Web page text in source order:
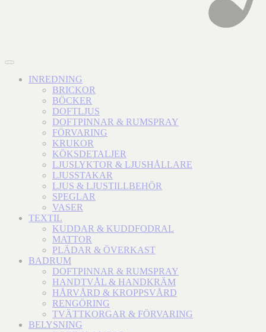
INREDNING
BRICKOR
BÖCKER
DOFTLJUS
DOFTPINNAR & RUMSPRAY
FÖRVARING
KRUKOR
KÖKSDETALJER
LJUSLYKTOR & LJUSHÅLLARE
LJUSSTAKAR
LJUS & LJUSTILLBEHÖR
SPEGLAR
VASER
TEXTIL
KUDDAR & KUDDFODRAL
MATTOR
PLÄDAR & ÖVERKAST
BADRUM
DOFTPINNAR & RUMSPRAY
HANDTVÅL & HANDKRÄM
HÅRVÅRD & KROPPSVÅRD
RENGÖRING
TVÄTTKORGAR & FÖRVARING
BELYSNING